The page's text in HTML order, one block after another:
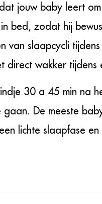
jouw baby leert
bed, zodat hij
van slaapcycli
wakker tijdens
30 a 45 min na
De meeste
lichte slaapfase